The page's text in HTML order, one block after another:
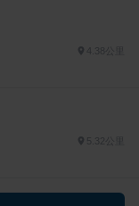
4.38公里
5.32公里